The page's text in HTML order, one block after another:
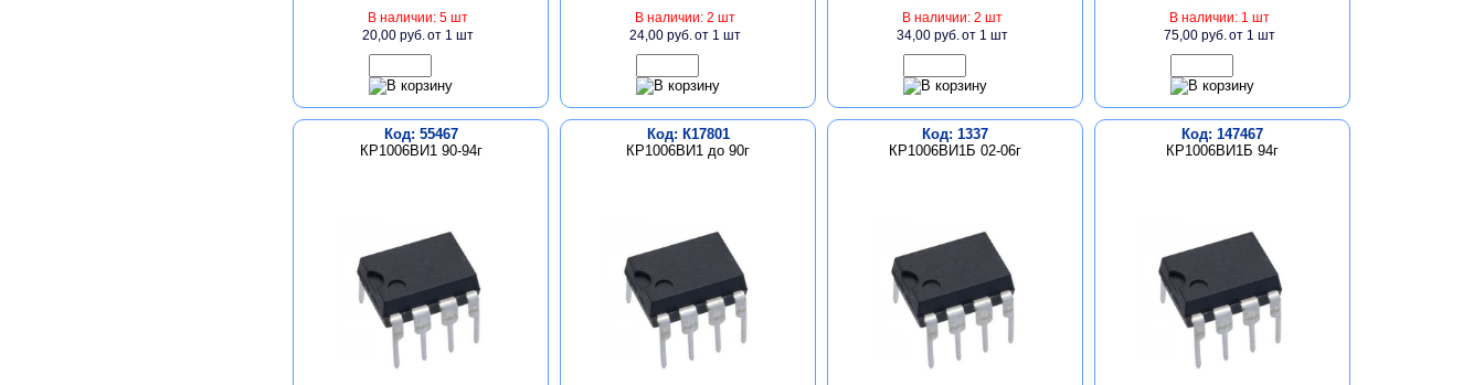
В наличии: 5 шт
20,00 руб.от 1 шт
В наличии: 2 шт
24,00 руб.от 1 шт
В наличии: 2 шт
34,00 руб.от 1 шт
В наличии: 1 шт
75,00 руб.от 1 шт
Код: 55467
КР1006ВИ1 90-94г
Код: К17801
КР1006ВИ1 до 90г
Код: 1337
КР1006ВИ1Б 02-06г
Код: 147467
КР1006ВИ1Б 94г